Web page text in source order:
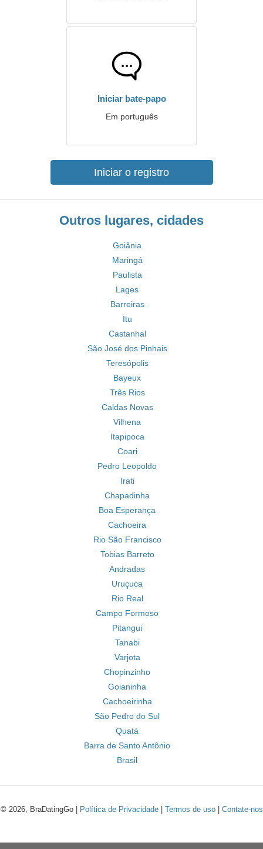
Iniciar bate-papo
Em português
Iniciar o registro
Outros lugares, cidades
Goiânia
Maringá
Paulista
Lages
Barreiras
Itu
Castanhal
São José dos Pinhais
Teresópolis
Bayeux
Três Rios
Caldas Novas
Vilhena
Itapipoca
Coari
Pedro Leopoldo
Irati
Chapadinha
Boa Esperança
Cachoeira
Rio São Francisco
Tobias Barreto
Andradas
Uruçuca
Rio Real
Campo Formoso
Pitangui
Tanabi
Varjota
Chopinzinho
Goianinha
Cachoeirinha
São Pedro do Sul
Quatá
Barra de Santo Antônio
Brasil
© 2026, BraDatingGo | Política de Privacidade| Termos de uso| Contate-nos